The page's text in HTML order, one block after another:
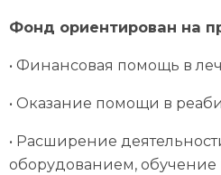
Фонд ориентирован на
• Финансовая помощь в
• Оказание помощи в
• Расширение
оборудованием, обучение